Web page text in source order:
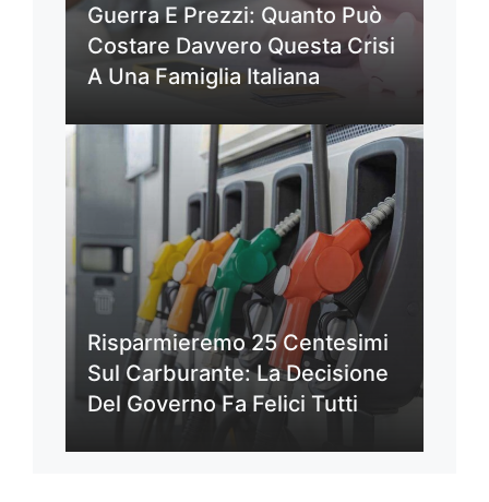
Guerra E Prezzi: Quanto Può
Costare Davvero Questa Crisi
A Una Famiglia Italiana
Risparmieremo 25 Centesimi
Sul Carburante: La Decisione
Del Governo Fa Felici Tutti